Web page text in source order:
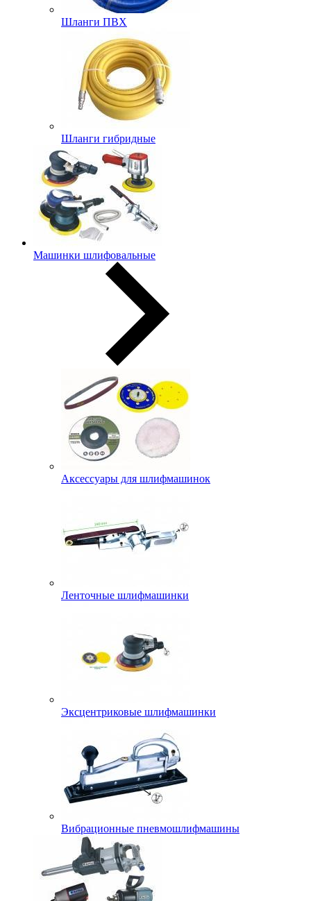
Шланги ПВХ
Шланги гибридные
Машинки шлифовальные
Аксессуары для шлифмашинок
Ленточные шлифмашинки
Эксцентриковые шлифмашинки
Вибрационные пневмошлифмашины